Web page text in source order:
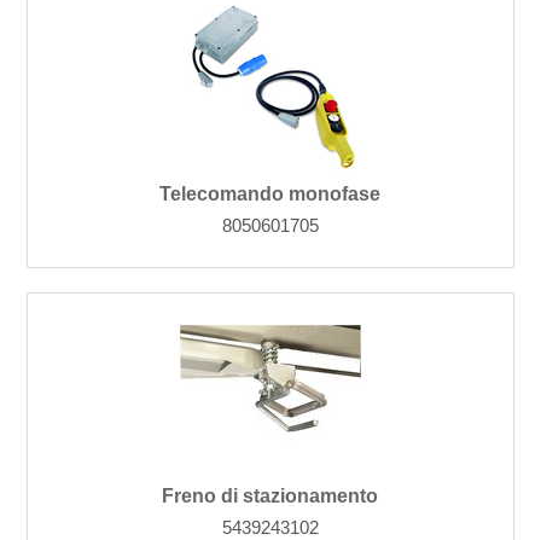
Telecomando monofase
8050601705
Freno di stazionamento
5439243102